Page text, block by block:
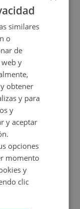
S/N, 0
similares
o
de
y
obtener
y para
y
y aceptar
opciones
momento
y
clic